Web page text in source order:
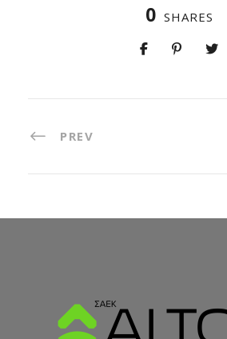
0 SHARES
PREV